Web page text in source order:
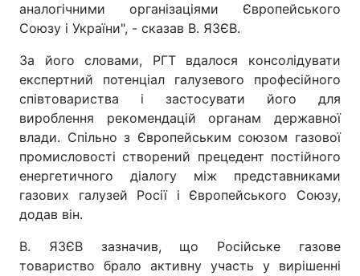
аналогічними організаціями Європейського
Союзу і України", - сказав В. ЯЗЄВ.
За його словами, РГТ вдалося консолідувати
експертний потенціал галузевого професійного
співтовариства і застосувати його для
вироблення рекомендацій органам державної
влади. Спільно з Європейським союзом газової
промисловості створений прецедент постійного
енергетичного діалогу між представниками
газових галузей Росії і Європейського Союзу,
додав він.
В. ЯЗЄВ зазначив, що Російське газове
товариство брало активну участь у вирішенні